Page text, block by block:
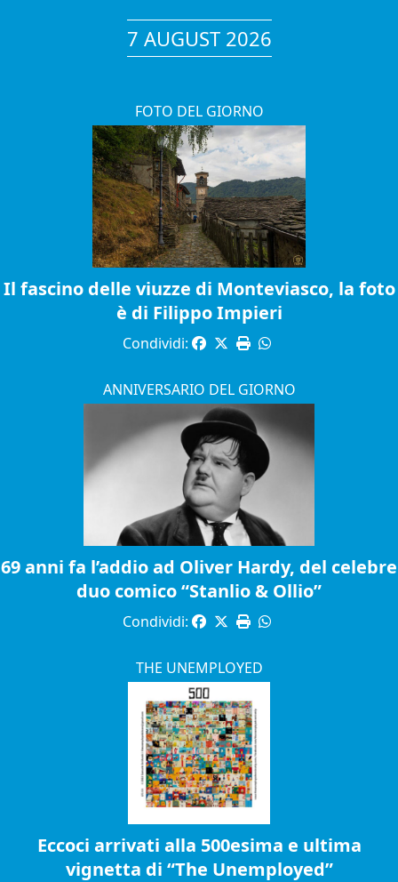
7 AUGUST 2026
FOTO DEL GIORNO
Il fascino delle viuzze di Monteviasco, la foto
è di Filippo Impieri
Condividi:
ANNIVERSARIO DEL GIORNO
69 anni fa l’addio ad Oliver Hardy, del celebre
duo comico “Stanlio & Ollio”
Condividi:
THE UNEMPLOYED
Eccoci arrivati alla 500esima e ultima
vignetta di “The Unemployed”